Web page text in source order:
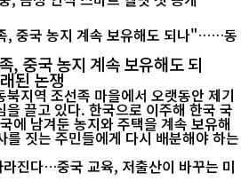
, 중국 농지 계속 보유해도 되
된 논쟁
지역 조선족 마을에서 오랫동안 제기
끌고 있다. 한국으로 이주해 한국 국
에 남겨둔 농지와 주택을 계속 보유해
를 짓는 주민들에게 다시 배분해야 하는